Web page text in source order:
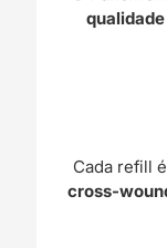
Cada refill é
cross-